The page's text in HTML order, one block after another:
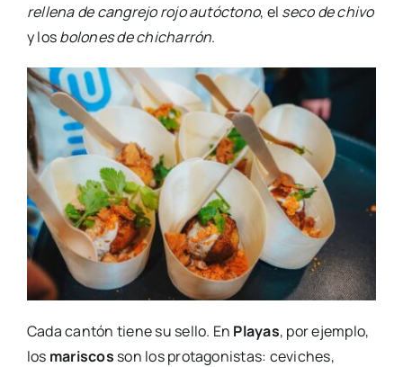
rellena de cangrejo rojo autóctono, el seco de chivo
y losbolones de chicharrón.
Cada cantón tiene su sello. En Playas, por ejemplo,
los mariscos son los protagonistas: ceviches,